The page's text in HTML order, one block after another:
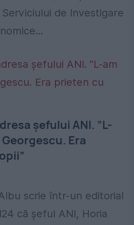
de Investigare
șefului ANI. ”L-
Era
scrie într-un editorial
că șeful ANI, Horia